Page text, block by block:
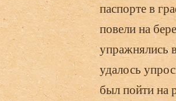
паспорте в
повели на
упражнялись
удалось
был пойти на